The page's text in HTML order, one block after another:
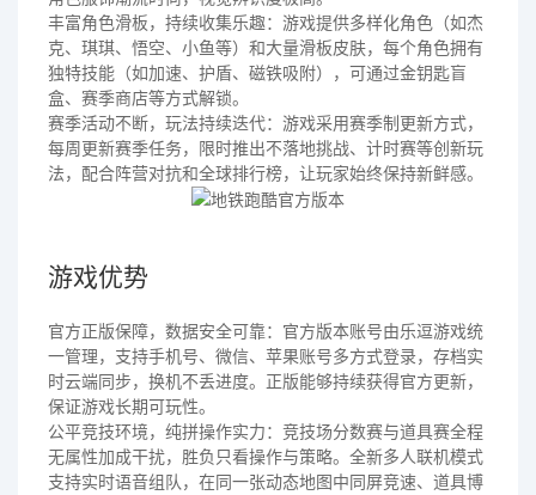
丰富角色滑板，持续收集乐趣：游戏提供多样化角色（如杰
克、琪琪、悟空、小鱼等）和大量滑板皮肤，每个角色拥有
独特技能（如加速、护盾、磁铁吸附），可通过金钥匙盲
盒、赛季商店等方式解锁。
赛季活动不断，玩法持续迭代：游戏采用赛季制更新方式，
每周更新赛季任务，限时推出不落地挑战、计时赛等创新玩
法，配合阵营对抗和全球排行榜，让玩家始终保持新鲜感。
游戏优势
官方正版保障，数据安全可靠：官方版本账号由乐逗游戏统
一管理，支持手机号、微信、苹果账号多方式登录，存档实
时云端同步，换机不丢进度。正版能够持续获得官方更新，
保证游戏长期可玩性。
公平竞技环境，纯拼操作实力：竞技场分数赛与道具赛全程
无属性加成干扰，胜负只看操作与策略。全新多人联机模式
支持实时语音组队，在同一张动态地图中同屏竞速、道具博